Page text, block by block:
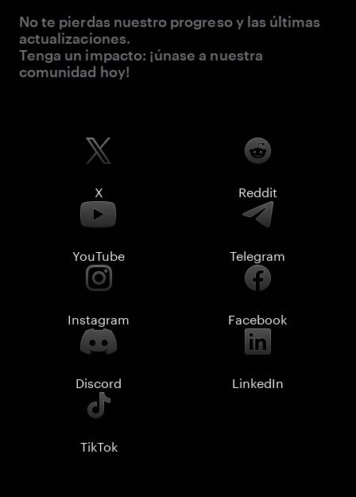
No te pierdas nuestro progreso y las últimas
actualizaciones.
Tenga un impacto: ¡únase a nuestra
comunidad hoy!
X Reddit
YouTube Telegram
Instagram Facebook
Discord LinkedIn
TikTok